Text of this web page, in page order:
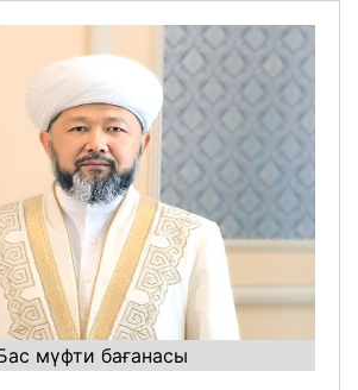
мүфти бағанасы